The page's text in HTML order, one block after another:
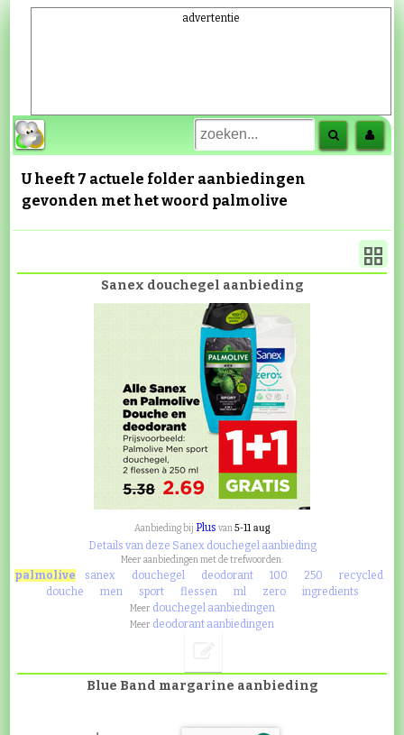
advertentie
U heeft 7 actuele folder aanbiedingen
gevonden met het woord palmolive
Sanex douchegel aanbieding
Aanbieding bij Plus van5-11 aug
Details van deze Sanex douchegel aanbieding
Meer aanbiedingen met de trefwoorden:
palmolive sanex douchegel deodorant 100 250
recycled
douche
men sport flessen ml zero ingredients
Meer douchegel aanbiedingen
Meer deodorant aanbiedingen
Blue Band margarine aanbieding